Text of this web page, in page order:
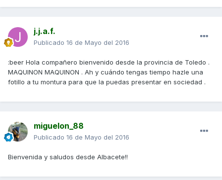
j.j.a.f.
Publicado 16 de Mayo del 2016
:beer Hola compañero bienvenido desde la provincia de Toledo .
MAQUINON MAQUINON . Ah y cuándo tengas tiempo hazle una
fotillo a tu montura para que la puedas presentar en sociedad .
miguelon_88
Publicado 16 de Mayo del 2016
Bienvenida y saludos desde Albacete!!